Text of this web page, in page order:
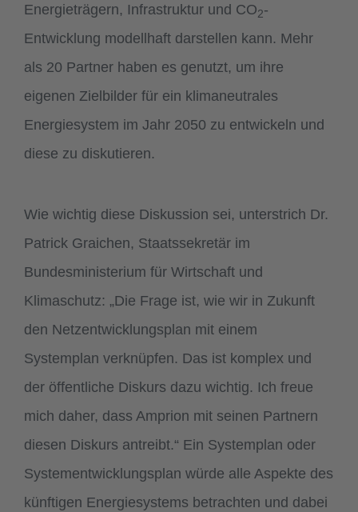
Energieträgern, Infrastruktur und CO2-
Entwicklung modellhaft darstellen kann. Mehr
als 20 Partner haben es genutzt, um ihre
eigenen Zielbilder für ein klimaneutrales
Energiesystem im Jahr 2050 zu entwickeln und
diese zu diskutieren.
Wie wichtig diese Diskussion sei, unterstrich Dr.
Patrick Graichen, Staatssekretär im
Bundesministerium für Wirtschaft und
Klimaschutz: „Die Frage ist, wie wir in Zukunft
den Netzentwicklungsplan mit einem
Systemplan verknüpfen. Das ist komplex und
der öffentliche Diskurs dazu wichtig. Ich freue
mich daher, dass Amprion mit seinen Partnern
diesen Diskurs antreibt.“ Ein Systemplan oder
Systementwicklungsplan würde alle Aspekte des
künftigen Energiesystems betrachten und dabei